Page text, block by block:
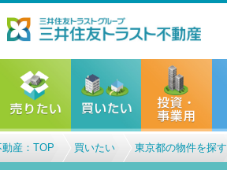
産：TOP 買いたい 東京都の物件を探す